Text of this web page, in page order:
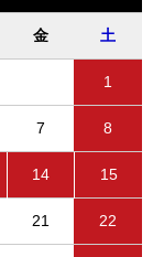
金 土
1
7 8
14 15
21 22